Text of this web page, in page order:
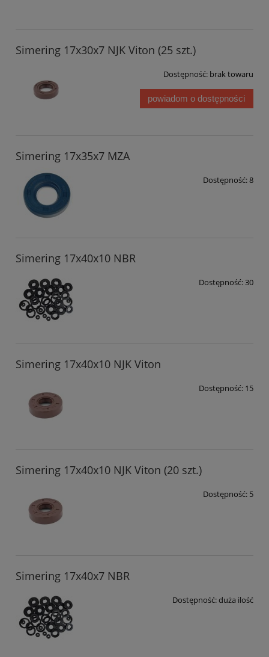
Simering 17x30x7 NJK Viton (25 szt.)
Dostępność: brak towaru
powiadom o dostępności
Simering 17x35x7 MZA
Dostępność:8
Simering 17x40x10 NBR
Dostępność:30
Simering 17x40x10 NJK Viton
Dostępność: 15
Simering 17x40x10 NJK Viton (20 szt.)
Dostępność: 5
Simering 17x40x7 NBR
Dostępność:duża ilość